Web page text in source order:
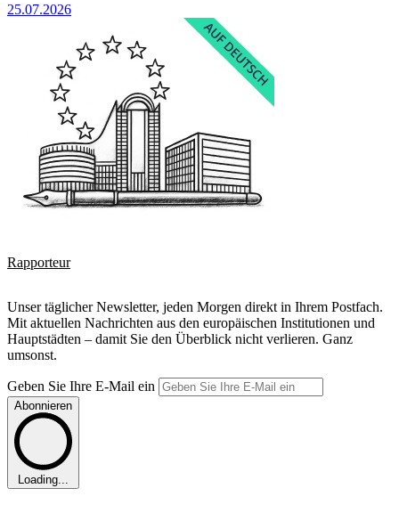
25.07.2026
Rapporteur
Unser täglicher Newsletter, jeden Morgen direkt in Ihrem Postfach.
Mit aktuellen Nachrichten aus den europäischen Institutionen und
Hauptstädten – damit Sie den Überblick nicht verlieren. Ganz
umsonst.
Geben Sie Ihre E-Mail ein
Abonnieren
Loading...